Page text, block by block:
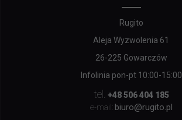
Rugito
Aleja Wyzwolenia 61
26-225 Gowarczów
Infolinia pon-pt 10:00-15:00
tel.
+48 506 404 185
e-mail: biuro@rugito.pl